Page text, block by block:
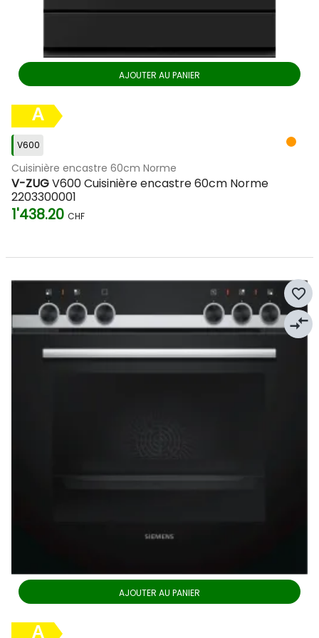
AJOUTER AU PANIER
A
V600
Cuisinière encastre 60cm Norme
V-ZUGV600 Cuisinière encastre 60cm Norme
2203300001
1'438.20 CHF
AJOUTER AU PANIER
A
favorite_border
compare_arrows